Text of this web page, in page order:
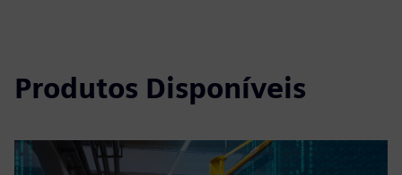
Produtos Disponíveis